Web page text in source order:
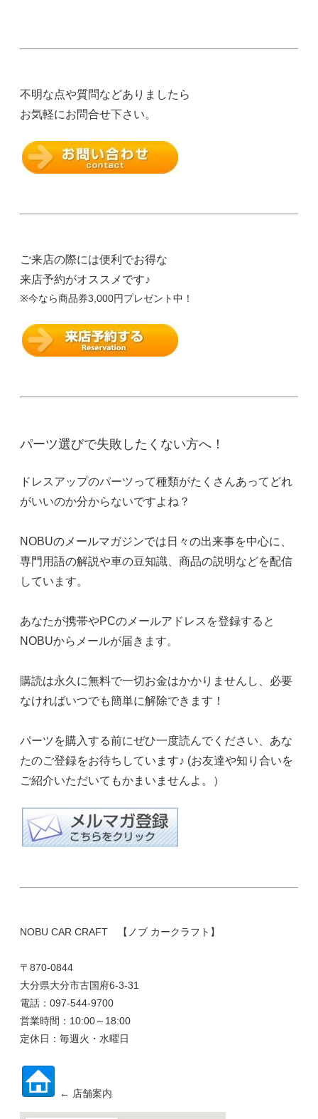
不明な点や質問などありましたら
お気軽にお問合せ下さい。
ご来店の際には便利でお得な
来店予約がオススメです♪
※今なら商品券3,000円プレゼント中！
パーツ選びで失敗したくない方へ！
ドレスアップのパーツって種類がたくさんあってどれ
がいいのか分からないですよね？
NOBUのメールマガジンでは日々の出来事を中心に、
専門用語の解説や車の豆知識、商品の説明などを配信
しています。
あなたが携帯やPCのメールアドレスを登録すると
NOBUからメールが届きます。
購読は永久に無料で一切お金はかかりませんし、必要
なければいつでも簡単に解除できます！
パーツを購入する前にぜひ一度読んでください、あな
たのご登録をお待ちしています♪ (お友達や知り合いを
ご紹介いただいてもかまいませんよ。）
NOBU CAR CRAFT 【ノブ カークラフト】
〒870-0844
大分県大分市古国府6-3-31
電話：097-544-9700
営業時間：10:00～18:00
定休日：毎週火・水曜日
← 店舗案内